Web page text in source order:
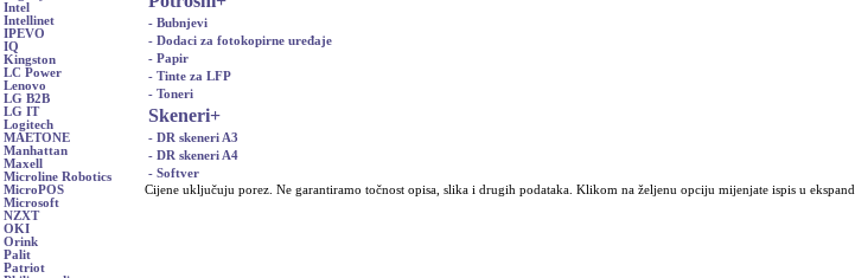
Intel
Intellinet
IPEVO
IQ
Kingston
LC Power
Lenovo
LG B2B
LG IT
Logitech
MAETONE
Manhattan
Maxell
Microline Robotics
MicroPOS
Microsoft
NZXT
OKI
Orink
Palit
Patriot
- Bubnjevi
- Dodaci za fotokopirne uređaje
- Papir
- Tinte za LFP
- Toneri
Skeneri+
- DR skeneri A3
- DR skeneri A4
- Softver
Cijene uključuju porez. Ne garantiramo točnost opisa, slika i drugih podataka. Klikom na željenu opciju mijenjate ispis u